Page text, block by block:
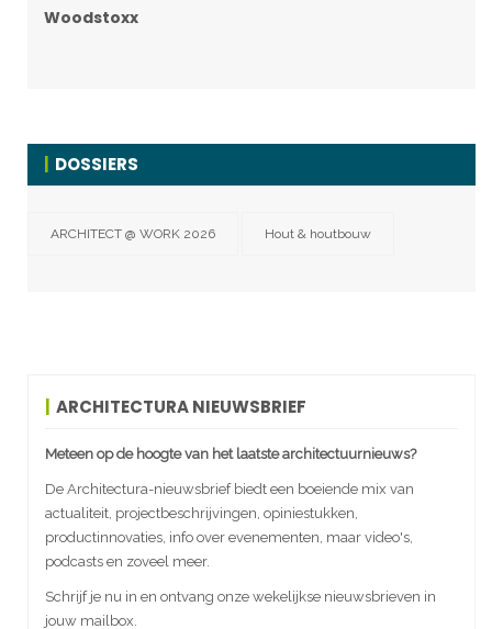
Woodstoxx
DOSSIERS
ARCHITECT @ WORK 2026 Hout & houtbouw
ARCHITECTURA NIEUWSBRIEF
Meteen op de hoogte van het laatste architectuurnieuws?
De Architectura-nieuwsbrief biedt een boeiende mix van
actualiteit, projectbeschrijvingen, opiniestukken,
productinnovaties, info over evenementen, maar video's,
podcasts en zoveel meer.
Schrijf je nu in en ontvang onze wekelijkse nieuwsbrieven in
jouw mailbox.